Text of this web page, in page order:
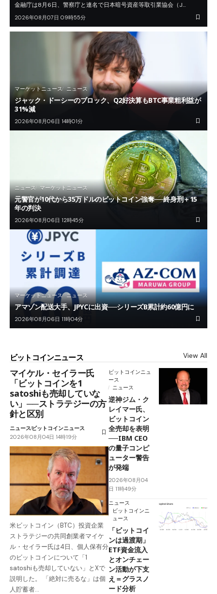
金融庁は8月6日、警察庁と連名で日本暗号資産等取引業協会（J…
2026年08月07日 09時55分
マーケットニュース ニュース
ジャック・ドーシーのブロック、Q2好決算もBTC事業粗利益が
31%減
2026年08月06日 14時01分
ニュース マーケットニュース
元警官が10代から35万ドルのビットコイン強奪──終身刑＋15
年の判決
2026年08月06日 12時45分
マーケットニュース ニュース
アマゾン配送大手、JPYCに出資──シリーズB累計約60億円に
2026年08月06日 11時04分
ビットコインニュース View All
マイケル・セイラー氏
「ビットコインを1
satoshiも売却していな
い」──ストラテジーの方
針と区別
ニュースビットコインニュース
2026年08月04日 14時19分
米ビットコイン（BTC）投資企業
ストラテジーの共同創業者マイケ
ル・セイラー氏は4日、個人保有分
のビットコインについて「1
satoshiも売却していない」とXで
説明した。 「絶対に売るな」は個
人貯蓄者…
ビットコインニュ
ース
ニュース
逆神ジム・ク
レイマー氏、
ビットコイン
全売却を表明
──IBM CEO
の量子コンピ
ューター警告
が発端
2026年08月04
日 11時49分
ニュース
ビットコインニ
ュース
「ビットコイ
ンは過渡期」
ETF資金流入
とオンチェー
ン活動が下支
え＝グラスノ
ード分析